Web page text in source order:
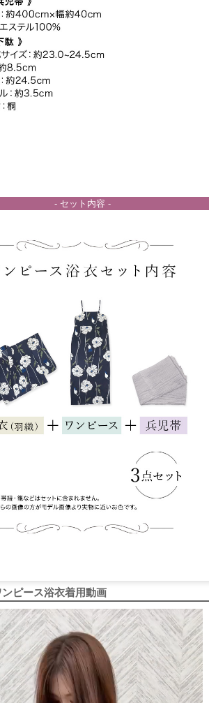
- セット内容 -
ピース浴衣着用動画